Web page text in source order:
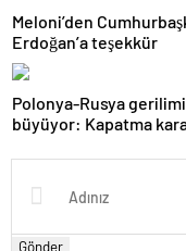
Meloni’den
Erdoğan’a teşekkür
Polonya-Rusya gerilimi
büyüyor: Kapatma
Gönder